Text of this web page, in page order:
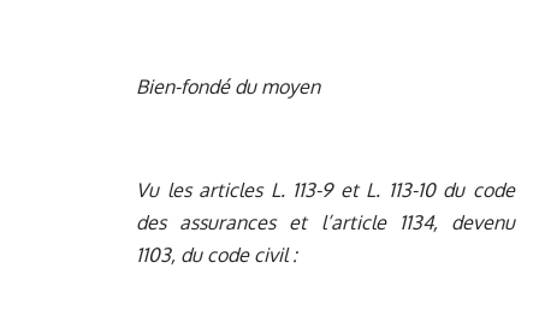
Bien-fondé du moyen
Vu les articles L. 113-9 et L. 113-10 du code
des assurances et l’article 1134, devenu
1103, du code civil :